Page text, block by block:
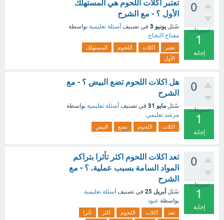
0
تصويتات
1
إجابة
تعتبر اكلات اللحوم هي المستهلك
الأول ؟ - مع الشرح
سُئل يونيو 3 في تصنيف أسئلة تعليمية بواسطة
مفتاح النجاح
تعتبر اكلات اللحوم
المستهلك
الأول
0
تصويتات
1
إجابة
هل اكلات اللحوم تضع البيض ؟ - مع
الشرح
سُئل مايو 31 في تصنيف أسئلة تعليمية بواسطة
مرشد تعليمي
اكلات اللحوم تضع البيض
0
تصويتات
1
إجابة
تعد اكلات اللحوم اكثر تأثرا بتراكم
المواد السامة بسبب عملية. ؟ - مع
الشرح
سُئل أبريل 25 في تصنيف أسئلة تعليمية
بواسطة عبود
تعد اكلات اللحوم اكثر
تأثرا